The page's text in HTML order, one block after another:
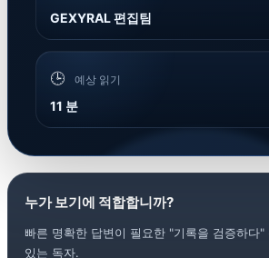
GEXYRAL 편집팀
🕒 예상 읽기
11 분
누가 보기에 적합합니까?
빠른 명확한 답변이 필요한 "기록을 검증하다"
있는 독자.